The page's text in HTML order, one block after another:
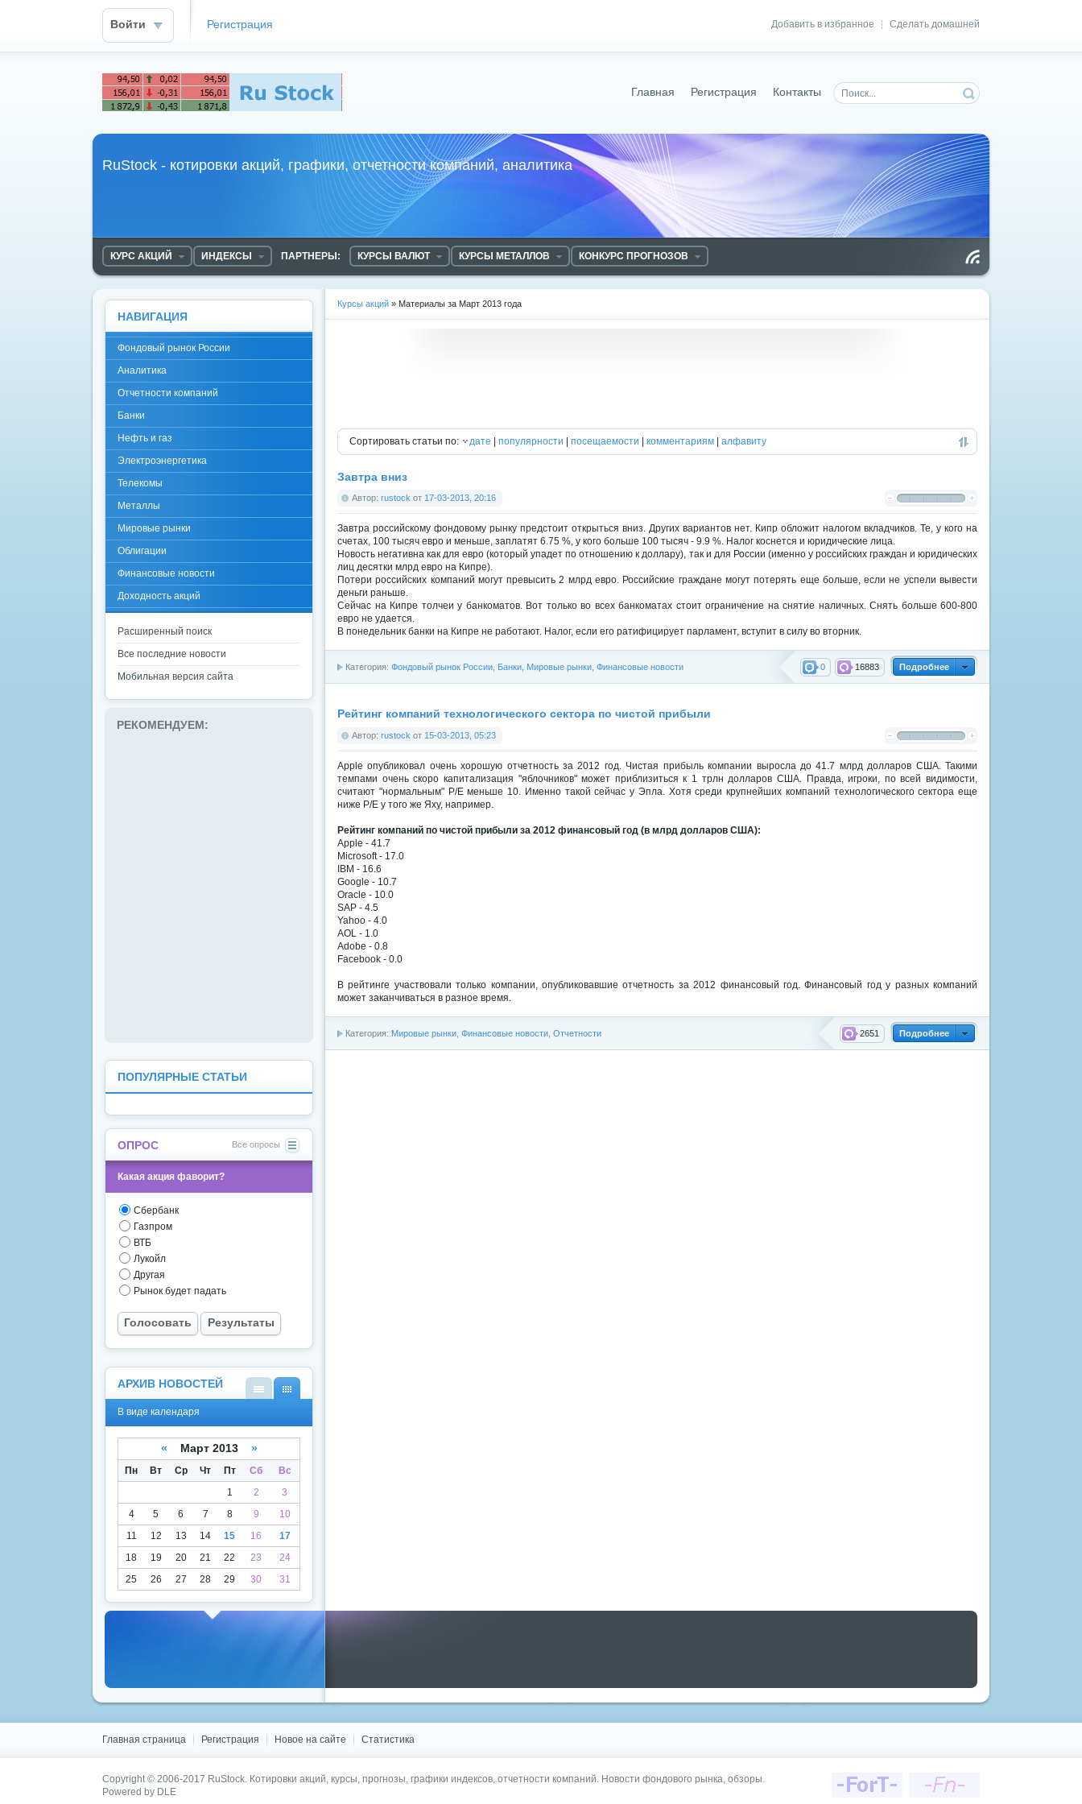
Сделать домашней
Добавить в избранное
Войти Регистрация
Главная Регистрация Контакты
RuStock - котировки акций, графики, отчетности компаний, аналитика
КУРС АКЦИЙ ИНДЕКСЫ ПАРТНЕРЫ: КУРСЫ ВАЛЮТ КУРСЫ МЕТАЛЛОВ
КОНКУРС ПРОГНОЗОВ
ен
ие
Курсы акций » Материалы за Март 2013 года
Сортировать статьи по: дате популярности посещаемости комментариям алфавиту
Завтра вниз
Автор: rustock от 17-03-2013, 20:16
Завтра российскому фондовому рынку предстоит открыться вниз. Других вариантов нет. Кипр обложит налогом вкладчиков. Те, у кого на
счетах, 100 тысяч евро и меньше, заплатят 6.75 %, у кого больше 100 тысяч - 9.9 %. Налог коснется и юридические лица.
Новость негативна как для евро (который упадет по отношению к доллару), так и для России (именно у российских граждан и юридических
лиц десятки млрд евро на Кипре).
Потери российских компаний могут превысить 2 млрд евро. Российские граждане могут потерять еще больше, если не успели вывести
деньги раньше.
Сейчас на Кипре толчеи у банкоматов. Вот только во всех банкоматах стоит ограничение на снятие наличных. Снять больше 600-800
евро не удается.
В понедельник банки на Кипре не работают. Налог, если его ратифицирует парламент, вступит в силу во вторник.
Подробнее
16883
0
Категория: Фондовый рынок России Банки Мировые рынки Финансовые новости
Рейтинг компаний технологического сектора по чистой прибыли
Автор: rustock от 15-03-2013, 05:23
Apple опубликовал очень хорошую отчетность за 2012 год. Чистая прибыль компании выросла до 41.7 млрд долларов США. Такими
темпами очень скоро капитализация "яблочников" может приблизиться к 1 трлн долларов США. Правда, игроки, по всей видимости,
считают "нормальным" P/E меньше 10. Именно такой сейчас у Эпла. Хотя среди крупнейших компаний технологического сектора еще
ниже P/E у того же Яху, например.
Рейтинг компаний по чистой прибыли за 2012 финансовый год (в млрд долларов США):
Apple - 41.7
Microsoft - 17.0
IBM - 16.6
Google - 10.7
Oracle - 10.0
SAP - 4.5
Yahoo - 4.0
AOL - 1.0
Adobe - 0.8
Facebook - 0.0
В рейтинге участвовали только компании, опубликовавшие отчетность за 2012 финансовый год. Финансовый год у разных компаний
может заканчиваться в разное время.
Подробнее
2651
Категория: Мировые рынки Финансовые новости Отчетности
НАВИГАЦИЯ
Фондовый рынок России
Аналитика
Отчетности компаний
Банки
Нефть и газ
Электроэнергетика
Телекомы
Металлы
Мировые рынки
Облигации
Финансовые новости
Доходность акций
Расширенный поиск
Все последние новости
Мобильная версия сайта
РЕКОМЕНДУЕМ:
ПОПУЛЯРНЫЕ СТАТЬИ
ОПРОС Все опросы
Какая акция фаворит?
Сбербанк
Газпром
ВТБ
Лукойл
Другая
Рынок будет падать
Голосовать Результаты
АРХИВ НОВОСТЕЙ
кален
даря
списк
а
В виде календаря
« Март 2013 »
Пн Вт Ср Чт Пт Сб
Вс
1
2
3
4
5 6 7 8 9
10
11
12 13 14 15 16
17
18
19 20 21 22 23
24
25
26 27 28 29 30 31
Главная страница Регистрация Новое на сайте Статистика
Copyright © 2006-2017 RuStock. Котировки акций, курсы, прогнозы, графики индексов, отчетности компаний. Новости фондового рынка, обзоры.
Powered by DLE